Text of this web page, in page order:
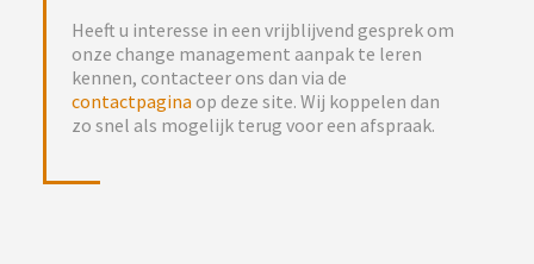
Heeft u interesse in een vrijblijvend gesprek om
onze change management aanpak te leren
kennen, contacteer ons dan via de
contactpagina op deze site. Wij koppelen dan
zo snel als mogelijk terug voor een afspraak.